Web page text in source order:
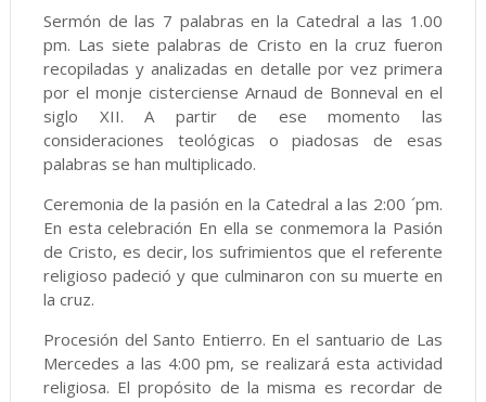
Sermón de las 7 palabras en la Catedral a las 1.00
pm. Las siete palabras de Cristo en la cruz fueron
recopiladas y analizadas en detalle por vez primera
por el monje cisterciense Arnaud de Bonneval en el
siglo XII. A partir de ese momento las
consideraciones teológicas o piadosas de esas
palabras se han multiplicado.
Ceremonia de la pasión en la Catedral a las 2:00 ´pm.
En esta celebración En ella se conmemora la Pasión
de Cristo, es decir, los sufrimientos que el referente
religioso padeció y que culminaron con su muerte en
la cruz.
Procesión del Santo Entierro. En el santuario de Las
Mercedes a las 4:00 pm, se realizará esta actividad
religiosa. El propósito de la misma es recordar de